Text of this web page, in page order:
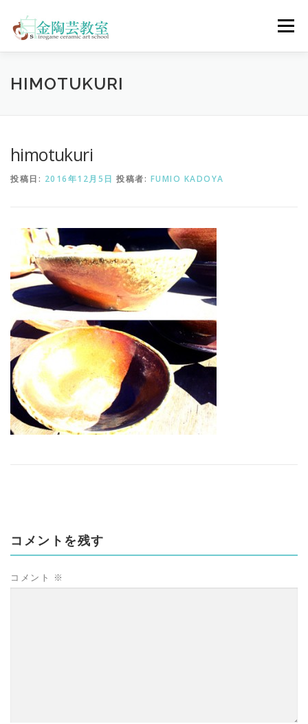
メニュー
陶芸体験コース ウェディングコース
ENGLISH
HIMOTUKURI
himotukuri
投稿日: 2016年12月5日 投稿者: FUMIO KADOYA
コメントを残す
コメント ※